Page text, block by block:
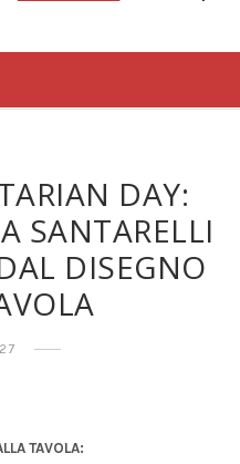
DAY:
SANTARELLI
DISEGNO
TAVOLA: